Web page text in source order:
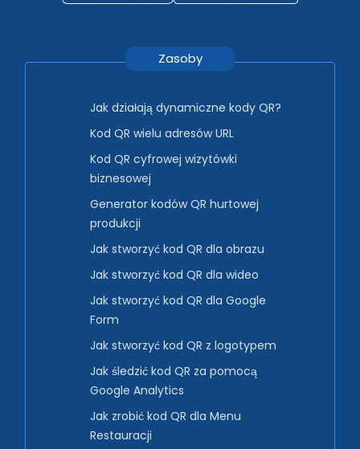
Zasoby
Jak działają dynamiczne kody QR?
Kod QR wielu adresów URL
Kod QR cyfrowej wizytówki
biznesowej
Generator kodów QR hurtowej
produkcji
Jak stworzyć kod QR dla obrazu
Jak stworzyć kod QR dla wideo
Jak stworzyć kod QR dla Google
Form
Jak stworzyć kod QR z logotypem
Jak śledzić kod QR za pomocą
Google Analytics
Jak zrobić kod QR dla Menu
Restauracji